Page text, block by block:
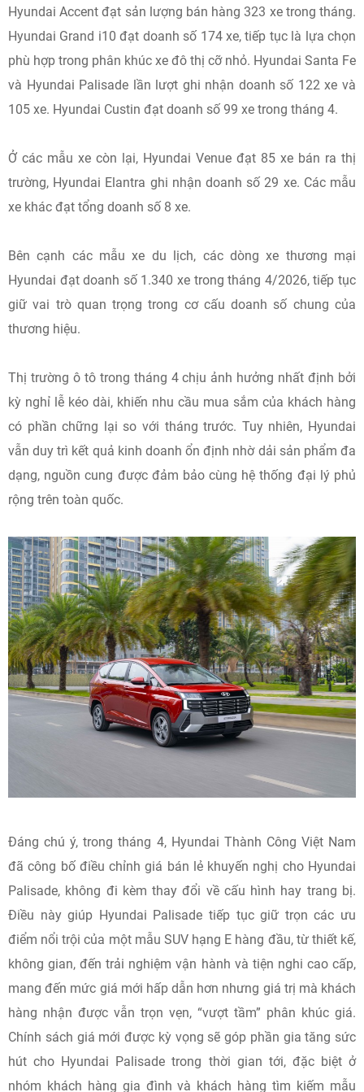
Hyundai Accent đạt sản lượng bán hàng 323 xe trong tháng.
Hyundai Grand i10 đạt doanh số 174 xe, tiếp tục là lựa chọn
phù hợp trong phân khúc xe đô thị cỡ nhỏ. Hyundai Santa Fe
và Hyundai Palisade lần lượt ghi nhận doanh số 122 xe và
105 xe. Hyundai Custin đạt doanh số 99 xe trong tháng 4.
Ở các mẫu xe còn lại, Hyundai Venue đạt 85 xe bán ra thị
trường, Hyundai Elantra ghi nhận doanh số 29 xe. Các mẫu
xe khác đạt tổng doanh số 8 xe.
Bên cạnh các mẫu xe du lịch, các dòng xe thương mại
Hyundai đạt doanh số 1.340 xe trong tháng 4/2026, tiếp tục
giữ vai trò quan trọng trong cơ cấu doanh số chung của
thương hiệu.
Thị trường ô tô trong tháng 4 chịu ảnh hưởng nhất định bởi
kỳ nghỉ lễ kéo dài, khiến nhu cầu mua sắm của khách hàng
có phần chững lại so với tháng trước. Tuy nhiên, Hyundai
vẫn duy trì kết quả kinh doanh ổn định nhờ dải sản phẩm đa
dạng, nguồn cung được đảm bảo cùng hệ thống đại lý phủ
rộng trên toàn quốc.
Đáng chú ý, trong tháng 4, Hyundai Thành Công Việt Nam
đã công bố điều chỉnh giá bán lẻ khuyến nghị cho Hyundai
Palisade, không đi kèm thay đổi về cấu hình hay trang bị.
Điều này giúp Hyundai Palisade tiếp tục giữ trọn các ưu
điểm nổi trội của một mẫu SUV hạng E hàng đầu, từ thiết kế,
không gian, đến trải nghiệm vận hành và tiện nghi cao cấp,
mang đến mức giá mới hấp dẫn hơn nhưng giá trị mà khách
hàng nhận được vẫn trọn vẹn, “vượt tầm” phân khúc giá.
Chính sách giá mới được kỳ vọng sẽ góp phần gia tăng sức
hút cho Hyundai Palisade trong thời gian tới, đặc biệt ở
nhóm khách hàng gia đình và khách hàng tìm kiếm mẫu